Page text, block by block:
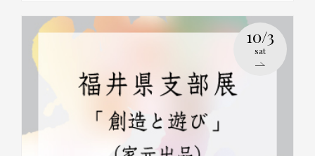
10/3
sat